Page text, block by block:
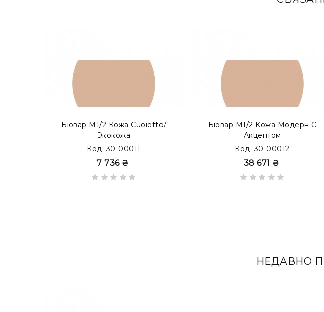
Возможно изготовление бюваров в формате EXTRAc накладками из
Бювар М1/2 Кожа Cuoietto/
Экокожа
Код: 30-00011
7 736 ₴
Бювар М1/2 Кожа Модерн С
Акцентом
Код: 30-00012
38 671 ₴
НЕДАВНО